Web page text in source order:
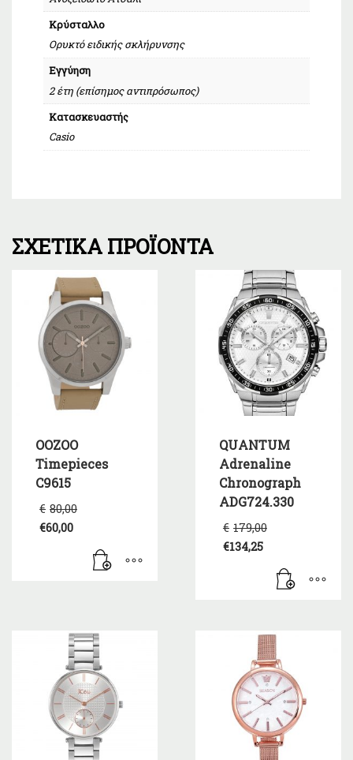
Κρύσταλλο
Ορυκτό ειδικής σκλήρυνσης
Εγγύηση
2 έτη (επίσημος αντιπρόσωπος)
Κατασκευαστής
Casio
ΣΧΕΤΙΚΆ ΠΡΟΪΌΝΤΑ
OOZOO
Timepieces
C9615
€ 80,00
€80,00.
€60,00
τρέχουσα
QUANTUM
Adrenaline
Chronograph
ADG724.330
€ 179,00
€179,00.
€134,25
τρέχουσα